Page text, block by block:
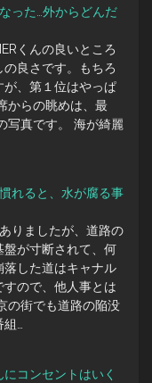
った…外からどんだ
くんの良いところ
良さです。もちろ
が、第１位はやっぱ
からの眺めは、最
写真です。 海が綺麗
れると、水が腐る事
りましたが、道路の
が寸断されて、何
落した道はキャナル
ので、他人事とは
の街でも道路の陥没
…
コンセントはいく